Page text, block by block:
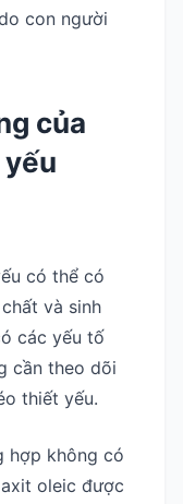
con người
của
có thể có
và sinh
các yếu tố
cần theo dõi
thiết yếu.
hợp không có
oleic được